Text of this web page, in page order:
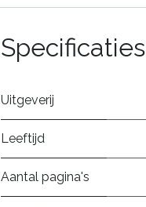
Specificaties
Uitgeverij
Leeftijd
Aantal pagina's